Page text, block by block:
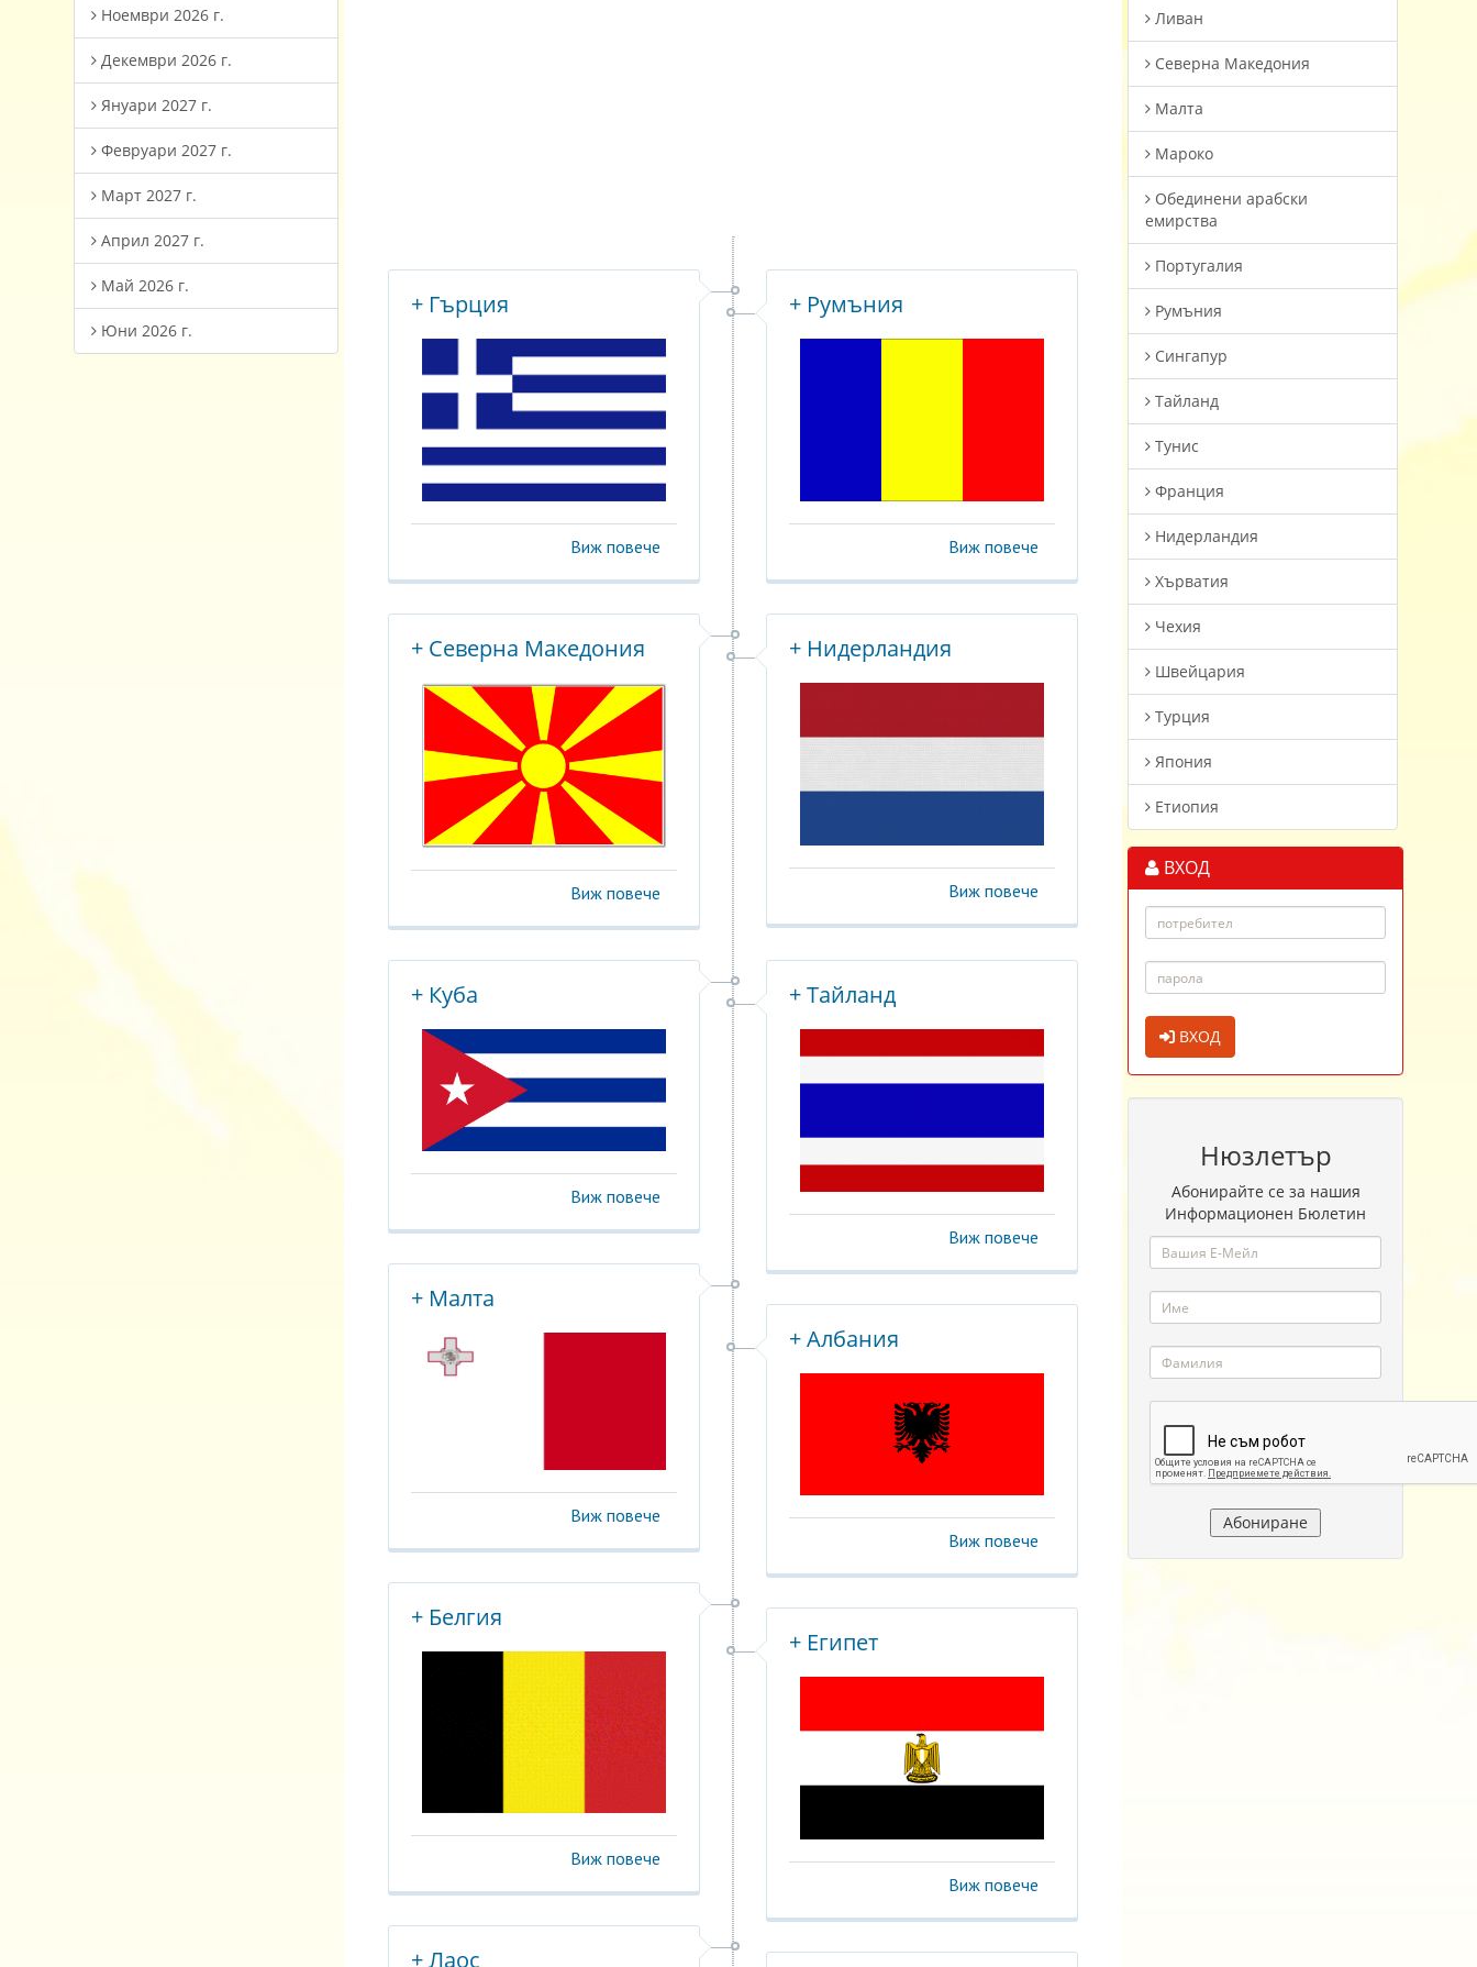
Ноември 2026 г.
Декември 2026 г.
Януари 2027 г.
Февруари 2027 г.
Март 2027 г.
Април 2027 г.
Май 2026 г.
Юни 2026 г.
+ Гърция
Виж повече
+ Румъния
Виж повече
+ Северна Македония
Виж повече
+ Нидерландия
Виж повече
+ Куба
Виж повече
+ Тайланд
Виж повече
+ Малта
Виж повече
+ Албания
Виж повече
+ Белгия
Виж повече
+ Египет
Виж повече
+ Лаос
Ливан
Северна Македония
Малта
Мароко
Oбединени арабски
емирства
Португалия
Румъния
Сингапур
Тайланд
Тунис
Франция
Нидерландия
Хърватия
Чехия
Швейцария
Турция
Япония
Етиопия
ВХОД
ВХОД
Нюзлетър
Абонирайте се за нашия
Информационен Бюлетин